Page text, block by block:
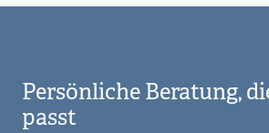
Persönliche Beratung,
passt